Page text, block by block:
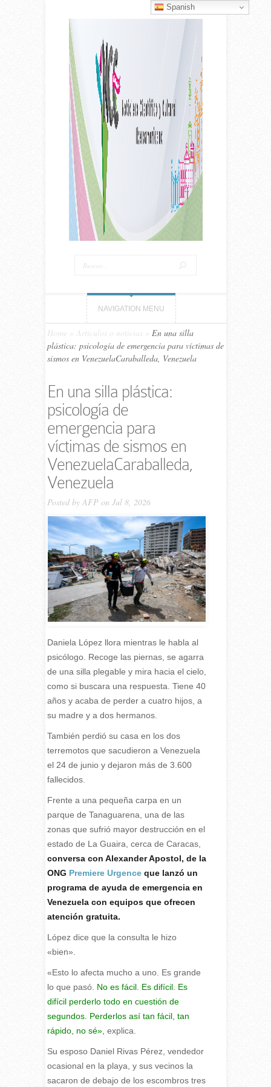
NAVIGATION MENU
Home Artículos o noticias
En una silla
plástica: psicología de emergencia para víctimas de
sismos en VenezuelaCaraballeda, Venezuela
En una silla plástica:
psicología de
emergencia para
víctimas de sismos en
VenezuelaCaraballeda,
Venezuela
Posted by AFPon Jul 8, 2026
Daniela López llora mientras le habla al
psicólogo. Recoge las piernas, se agarra
de una silla plegable y mira hacia el cielo,
como si buscara una respuesta. Tiene 40
años y acaba de perder a cuatro hijos, a
su madre y a dos hermanos.
También perdió su casa en los dos
terremotos que sacudieron a Venezuela
el 24 de junio y dejaron más de 3.600
fallecidos.
Frente a una pequeña carpa en un
parque de Tanaguarena, una de las
zonas que sufrió mayor destrucción en el
estado de La Guaira, cerca de Caracas,
conversa con Alexander Apostol, de la
ONG Premiere Urgenceque lanzó un
programa de ayuda de emergencia en
Venezuela con equipos que ofrecen
atención gratuita.
López dice que la consulta le hizo
«bien».
«Esto lo afecta mucho a uno. Es grande
lo que pasó. No es fácil. Es difícil. Es
difícil perderlo todo en cuestión de
segundos. Perderlos así tan fácil, tan
rápido, no sé», explica.
Su esposo Daniel Rivas Pérez, vendedor
ocasional en la playa, y sus vecinos la
sacaron de debajo de los escombros tres
Spanish